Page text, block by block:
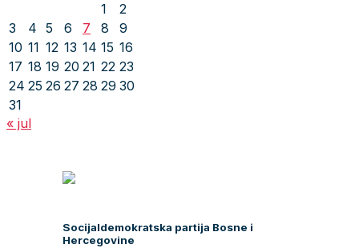
1
2
3
4 5 6 7 8
9
10 11 12 13 14 15 16
17 18 19 20 21 22 23
24 25 26 27 28 29 30
31
« jul
Socijaldemokratska partija Bosne i
Hercegovine